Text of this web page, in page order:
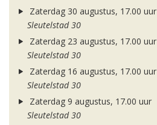
Zaterdag 30 augustus, 17.00 uur
Sleutelstad 30
Zaterdag 23 augustus, 17.00 uur
Sleutelstad 30
Zaterdag 16 augustus, 17.00 uur
Sleutelstad 30
Zaterdag 9 augustus, 17.00 uur
Sleutelstad 30